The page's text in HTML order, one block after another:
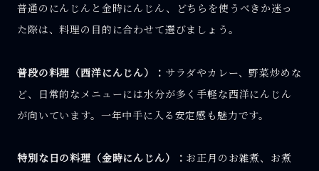
普通のにんじんと金時にんじん、どちらを使うべきか迷っ
た際は、料理の目的に合わせて選びましょう。
普段の料理（西洋にんじん）： サラダやカレー、野菜炒めな
ど、日常的なメニューには水分が多く手軽な西洋にんじん
が向いています。一年中手に入る安定感も魅力です。
特別な日の料理（金時にんじん）： お正月のお雑煮、お煮